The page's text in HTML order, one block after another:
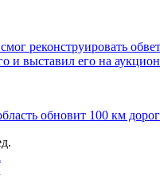
реконструировать
и выставил его на аукцион
обновит 100 км